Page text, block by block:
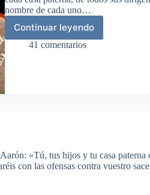
nombre de cada uno…
Continuar leyendo
La
vara
41 comentarios
«Tú, tus hijos y tu casa paterna
con las ofensas contra vuestro